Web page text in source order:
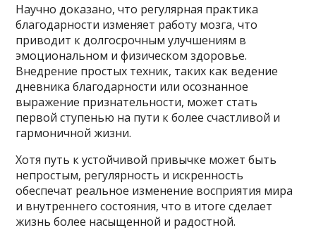
Научно доказано, что регулярная практика
благодарности изменяет работу мозга, что
приводит к долгосрочным улучшениям в
эмоциональном и физическом здоровье.
Внедрение простых техник, таких как ведение
дневника благодарности или осознанное
выражение признательности, может стать
первой ступенью на пути к более счастливой и
гармоничной жизни.
Хотя путь к устойчивой привычке может быть
непростым, регулярность и искренность
обеспечат реальное изменение восприятия мира
и внутреннего состояния, что в итоге сделает
жизнь более насыщенной и радостной.